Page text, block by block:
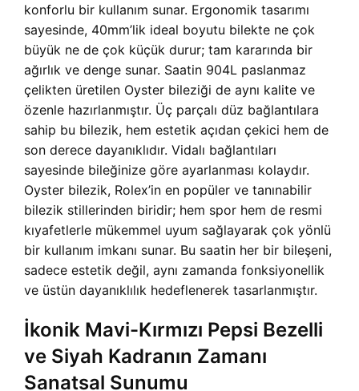
konforlu bir kullanım sunar. Ergonomik tasarımı
sayesinde, 40mm’lik ideal boyutu bilekte ne çok
büyük ne de çok küçük durur; tam kararında bir
ağırlık ve denge sunar. Saatin 904L paslanmaz
çelikten üretilen Oyster bileziği de aynı kalite ve
özenle hazırlanmıştır. Üç parçalı düz bağlantılara
sahip bu bilezik, hem estetik açıdan çekici hem de
son derece dayanıklıdır. Vidalı bağlantıları
sayesinde bileğinize göre ayarlanması kolaydır.
Oyster bilezik, Rolex’in en popüler ve tanınabilir
bilezik stillerinden biridir; hem spor hem de resmi
kıyafetlerle mükemmel uyum sağlayarak çok yönlü
bir kullanım imkanı sunar. Bu saatin her bir bileşeni,
sadece estetik değil, aynı zamanda fonksiyonellik
ve üstün dayanıklılık hedeflenerek tasarlanmıştır.
İkonik Mavi-Kırmızı Pepsi Bezelli
ve Siyah Kadranın Zamanı
Sanatsal Sunumu